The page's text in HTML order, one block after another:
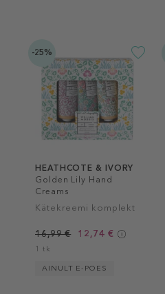
-25%
HEATHCOTE & IVORY
Golden Lily Hand
Creams
Kätekreemi komplekt
16,99 € 12,74 €
1 tk
AINULT E-POES